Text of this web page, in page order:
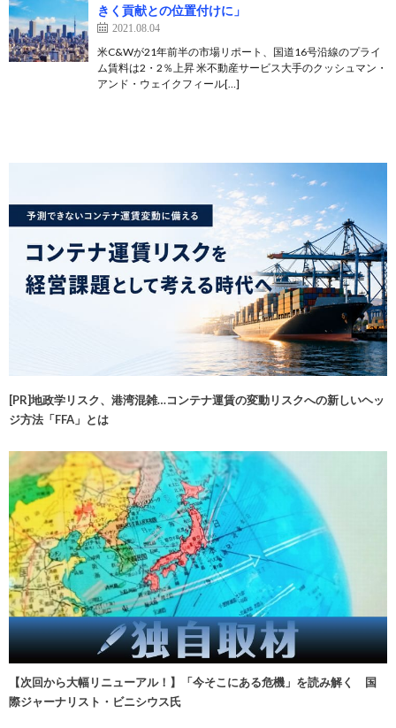
きく貢献との位置付けに」
2021.08.04
米C&Wが21年前半の市場リポート、国道16号沿線のプライ
ム賃料は2・2％上昇 米不動産サービス大手のクッシュマン・
アンド・ウェイクフィール[…]
[PR]地政学リスク、港湾混雑…コンテナ運賃の変動リスクへの新しいヘッ
ジ方法「FFA」とは
【次回から大幅リニューアル！】「今そこにある危機」を読み解く 国
際ジャーナリスト・ビニシウス氏